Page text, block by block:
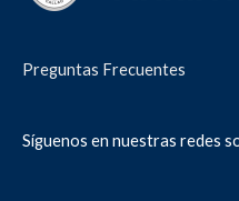
Preguntas Frecuentes
Síguenos en nuestras redes